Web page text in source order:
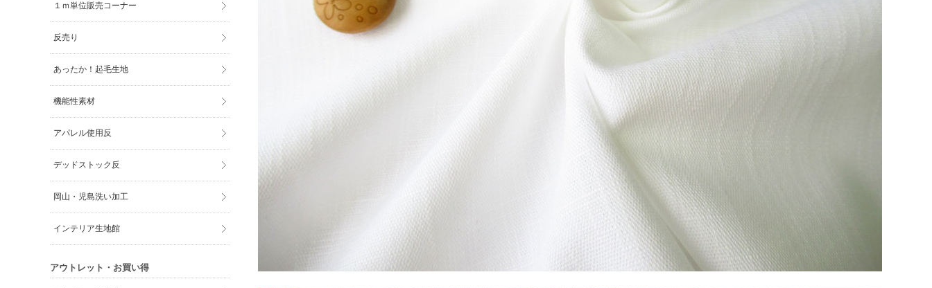
１ｍ単位販売コーナー
反売り
あったか！起毛生地
機能性素材
アパレル使用反
デッドストック反
岡山・児島洗い加工
インテリア生地館
アウトレット・お買い得